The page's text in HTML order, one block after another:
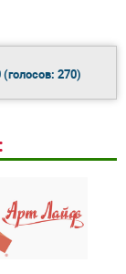
(голосов: 270)